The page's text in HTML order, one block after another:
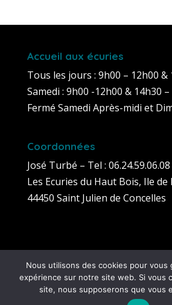
Accueil aux écuries
Tous les jours : 9h00 – 12h00 &
Samedi : 9h00 -12h00 & 14h30
Fermé Samedi Après-midi et
Coordonnées
José Turbé – Tel : 06.24.59.06.08
Les Ecuries du Haut Bois, Ile de
44450 Saint Julien de Concelles
ConceptionDismeo| Tous droits réservés
Nous utilisons des cookies pour vous
expérience sur notre site web. Si vous
site, nous supposerons que vous